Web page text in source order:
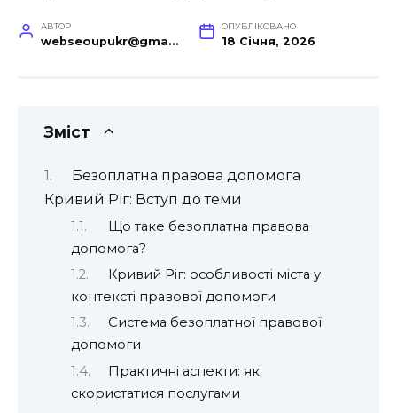
АВТОР
webseoupukr@gmail.com
ОПУБЛІКОВАНО
18 Січня, 2026
Зміст
Безоплатна правова допомога
Кривий Ріг: Вступ до теми
Що таке безоплатна правова
допомога?
Кривий Ріг: особливості міста у
контексті правової допомоги
Система безоплатної правової
допомоги
Практичні аспекти: як
скористатися послугами